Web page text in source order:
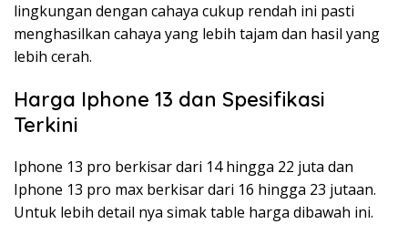
lingkungan dengan cahaya cukup rendah ini pasti
menghasilkan cahaya yang lebih tajam dan hasil yang
lebih cerah.
Harga Iphone 13 dan Spesifikasi
Terkini
Iphone 13 pro berkisar dari 14 hingga 22 juta dan
Iphone 13 pro max berkisar dari 16 hingga 23 jutaan.
Untuk lebih detail nya simak table harga dibawah ini.